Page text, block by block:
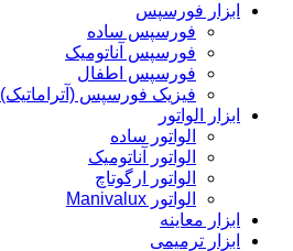
ابزار فورسپس
فورسپس ساده
فورسپس آناتومیک
فورسپس اطفال
فیزیک فورسپس (آتراماتیک)
ابزار الواتور
الواتور ساده
الواتور آناتومیک
الواتور ارگوتاچ
الواتور Manivalux
ابزار معاینه
ابزار ترمیمی